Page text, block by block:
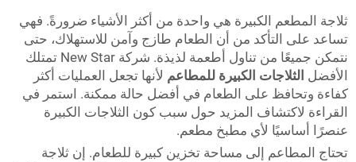
الكبيرة هي واحدة من أكثر الأشياء ضرورةً. فهي
التأكد من أن الطعام طازج وآمن للاستهلاك، حتى
نتمكن جميعًا من تناول أطعمة لذيذة. شركة New Star تمتلك
الكبيرة للمطاعملأنها تجعل العمليات أكثر
على الطعام في أفضل حالة ممكنة. استمر في
المزيد حول سبب كون الثلاجات الكبيرة
لأي مطبخ مطعم.
إلى مساحة تخزين كبيرة للطعام. إن ثلاجة